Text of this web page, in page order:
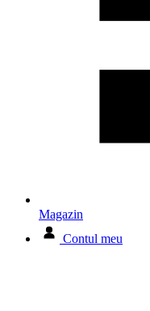
Magazin
Contul meu